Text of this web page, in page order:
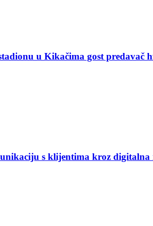
u Kikačima gost predavač
s klijentima kroz digitalna